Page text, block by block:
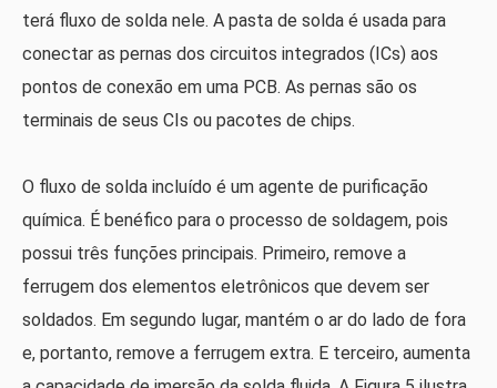
terá fluxo de solda nele. A pasta de solda é usada para
conectar as pernas dos circuitos integrados (ICs) aos
pontos de conexão em uma PCB. As pernas são os
terminais de seus CIs ou pacotes de chips.
O fluxo de solda incluído é um agente de purificação
química. É benéfico para o processo de soldagem, pois
possui três funções principais. Primeiro, remove a
ferrugem dos elementos eletrônicos que devem ser
soldados. Em segundo lugar, mantém o ar do lado de fora
e, portanto, remove a ferrugem extra. E terceiro, aumenta